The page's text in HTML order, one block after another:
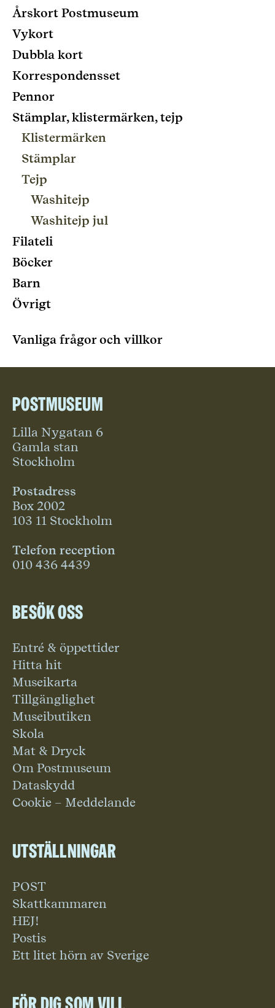
Årskort Postmuseum
Vykort
Dubbla kort
Korrespondensset
Pennor
Stämplar, klistermärken, tejp
Klistermärken
Stämplar
Tejp
Washitejp
Washitejp jul
Filateli
Böcker
Barn
Övrigt
Vanliga frågor och villkor
Postmuseum
Lilla Nygatan 6
Gamla stan
Stockholm
Postadress
Box 2002
103 11 Stockholm
Telefon reception
010 436 4439
Besök oss
Entré & öppettider
Hitta hit
Museikarta
Tillgänglighet
Museibutiken
Skola
Mat & Dryck
Om Postmuseum
Dataskydd
Cookie – Meddelande
Utställningar
POST
Skattkammaren
HEJ!
Postis
Ett litet hörn av Sverige
För dig som vill